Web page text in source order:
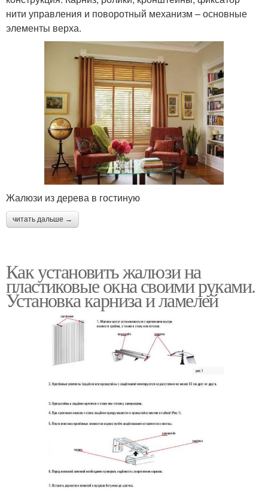
нити управления и поворотный механизм – основные
элементы верха.
Жалюзи из дерева в гостиную
читать дальше →
Как установить жалюзи на
пластиковые окна своими руками.
Установка карниза и ламелей